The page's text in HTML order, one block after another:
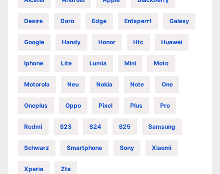
Desire Doro Edge Entsperrt Galaxy
Google Handy Honor Htc Huawei
Iphone Lite Lumia Mini Moto
Motorola Neu Nokia Note One
Oneplus Oppo Pixel Plus Pro
Redmi S23 S24 S25 Samsung
Schwarz Smartphone Sony Xiaomi
Xperia Zte